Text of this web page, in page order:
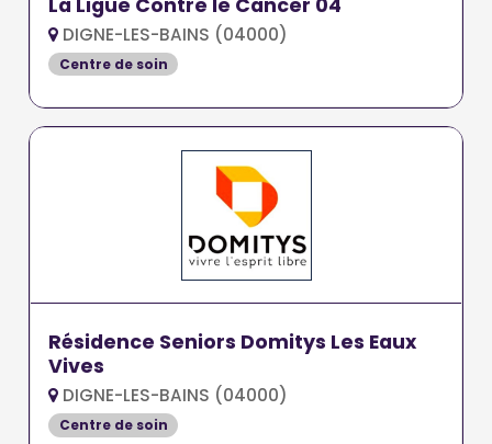
DIGNE-LES-BAINS (04000)
Centre de soin
Résidence Seniors Domitys Les Eaux
Vives
DIGNE-LES-BAINS (04000)
Centre de soin